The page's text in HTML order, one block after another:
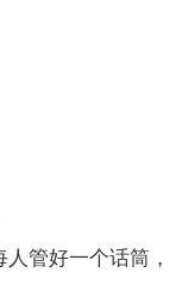
管好一个话筒，